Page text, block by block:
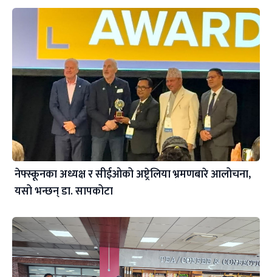
नेफ्स्कूनका अध्यक्ष र सीईओको अष्ट्रेलिया भ्रमणबारे आलोचना,
यसो भन्छन् डा‍. सापकोटा